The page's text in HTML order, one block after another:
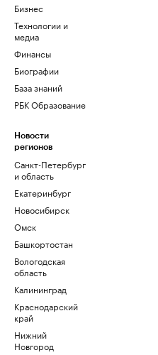
Бизнес
Технологии и
медиа
Финансы
Биографии
База знаний
РБК Образование
Новости
регионов
Санкт-Петербург
и область
Екатеринбург
Новосибирск
Омск
Башкортостан
Вологодская
область
Калининград
Краснодарский
край
Нижний
Новгород